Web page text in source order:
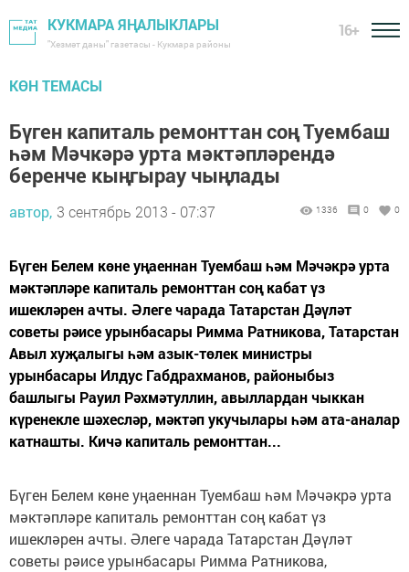
КУКМАРА ЯҢАЛЫКЛАРЫ
"Хезмәт даны" газетасы - Кукмара районы
16+
КӨН ТЕМАСЫ
Бүген капиталь ремонттан соң Туембаш
һәм Мәчкәрә урта мәктәпләрендә
беренче кыңгырау чыңлады
автор, 3 сентябрь 2013 - 07:37 1336 0 0
Бүген Белем көне уңаеннан Туембаш һәм Мәчәкрә урта
мәктәпләре капиталь ремонттан соң кабат үз
ишекләрен ачты. Әлеге чарада Татарстан Дәүләт
советы рәисе урынбасары Римма Ратникова, Татарстан
Авыл хуҗалыгы һәм азык-төлек министры
урынбасары Илдус Габдрахманов, районыбыз
башлыгы Рауил Рәхмәтуллин, авыллардан чыккан
күренекле шәхесләр, мәктәп укучылары һәм ата-аналар
катнашты. Кичә капиталь ремонттан...
Бүген Белем көне уңаеннан Туембаш һәм Мәчәкрә урта
мәктәпләре капиталь ремонттан соң кабат үз
ишекләрен ачты. Әлеге чарада Татарстан Дәүләт
советы рәисе урынбасары Римма Ратникова,